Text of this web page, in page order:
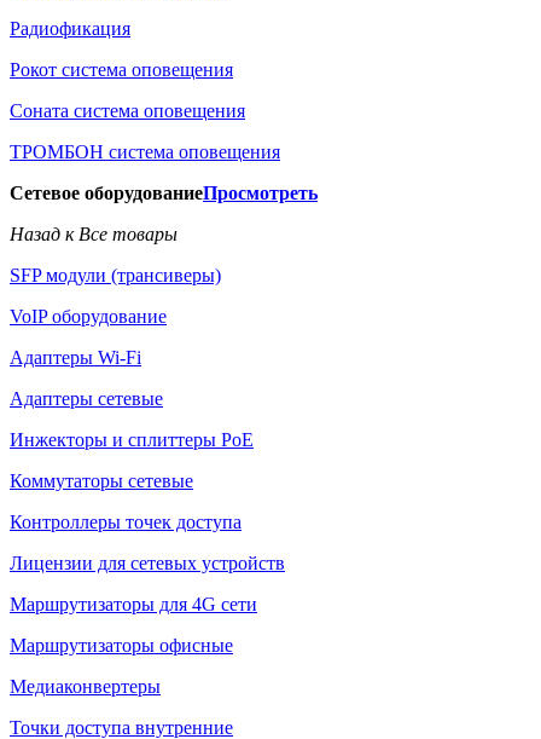
Радиофикация
Рокот система оповещения
Соната система оповещения
ТРОМБОН система оповещения
Сетевое оборудованиеПросмотреть
Назад к Все товары
SFP модули (трансиверы)
VoIP оборудование
Адаптеры Wi-Fi
Адаптеры сетевые
Инжекторы и сплиттеры РоЕ
Коммутаторы сетевые
Контроллеры точек доступа
Лицензии для сетевых устройств
Маршрутизаторы для 4G сети
Маршрутизаторы офисные
Медиаконвертеры
Точки доступа внутренние